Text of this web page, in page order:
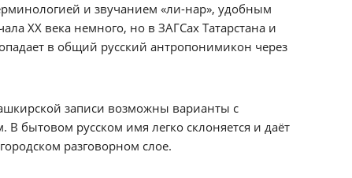
и звучанием «ли-нар», удобным
XX века немного, но в ЗАГСах Татарстана и
в общий русский антропонимикон через
записи возможны варианты с
В бытовом русском имя легко склоняется и даёт
разговорном слое.